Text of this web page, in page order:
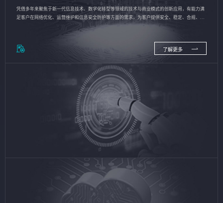
凭借多年来聚焦于新一代信息技术、数字化转型等领域的技术与商业模式的创新应用，有能力满
足客户在网络优化、运营维护和信息安全防护等方面的需求，为客户提供安全、稳定、合规、持
了解更多